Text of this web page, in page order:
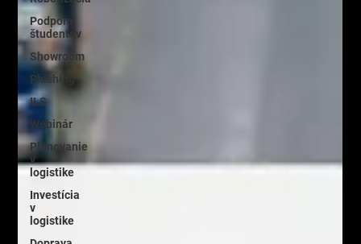
Podpora
študentov
Showroom
Phishing
ILS
Webinár
Plánovanie
v
logistike
Investícia
v
logistike